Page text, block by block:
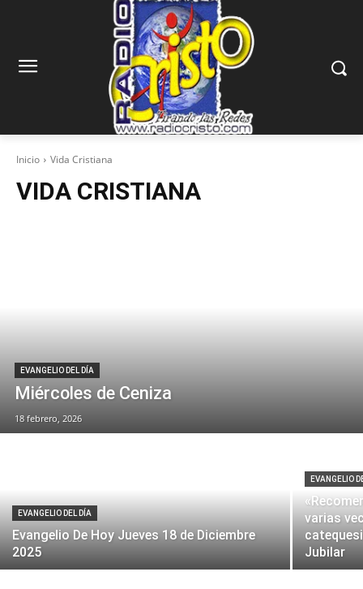
Inicio Vida Cristiana
VIDA CRISTIANA
EVANGELIO DEL DÍA
Miércoles de Ceniza
18 febrero, 2026
EVANGELIO DEL DÍA
Evangelio De Hoy Jueves 18 de Diciembre
2025
EVANGELIO
varias
Jubilar